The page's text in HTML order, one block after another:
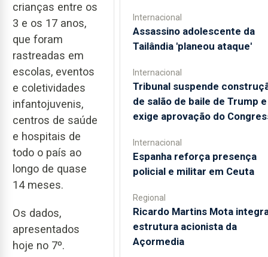
crianças entre os
3 e os 17 anos,
que foram
rastreadas em
escolas, eventos
e coletividades
infantojuvenis,
centros de saúde
e hospitais de
todo o país ao
longo de quase
14 meses.
Os dados,
apresentados
hoje no 7º.
Internacional
Assassino adolescente da
Tailândia 'planeou ataque'
Internacional
Tribunal suspende
de salão de baile de Trump e
exige aprovação do
Internacional
Espanha reforça presença
policial e militar em Ceuta
Regional
Ricardo Martins Mota
estrutura acionista da
Açormedia